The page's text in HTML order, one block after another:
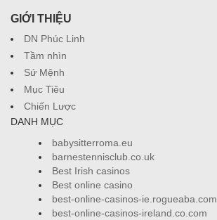
GIỚI THIỆU
DN Phúc Linh
Tầm nhìn
Sứ Mệnh
Mục Tiêu
Chiến Lược
DANH MỤC
babysitterroma.eu
barnestennisclub.co.uk
Best Irish casinos
Best online casino
best-online-casinos-ie.rogueaba.com
best-online-casinos-ireland.co.com